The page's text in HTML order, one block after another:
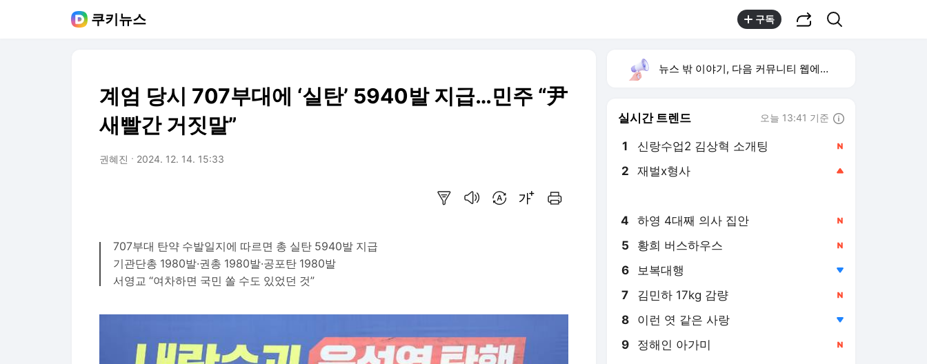
쿠키뉴스 구독
계엄 당시 707부대에 ‘실탄’ 5940발 지급…민주 “尹
새빨간 거짓말”
권혜진 2024. 12. 14. 15:33
707부대 탄약 수발일지에 따르면 총 실탄 5940발 지급
기관단총 1980발·권총 1980발·공포탄 1980발
서영교 “여차하면 국민 쏠 수도 있었던 것”
뉴스 밖 이야기, 다음 커뮤니티 웹에서 보기
실시간 트렌드 오늘 13:41 기준
1 신랑수업2 김상혁 소개팅
2 재벌x형사
4 하영 4대째 의사 집안
5 황희 버스하우스
6 보복대행
7 김민하 17kg 감량
8 이런 엿 같은 사랑
9 정해인 아가미